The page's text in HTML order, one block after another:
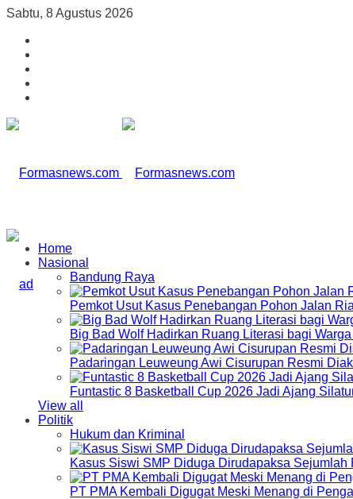
Sabtu, 8 Agustus 2026
Home
Nasional
Bandung Raya
Pemkot Usut Kasus Penebangan Pohon Jalan
Big Bad Wolf Hadirkan Ruang Literasi bagi
Padaringan Leuweung Awi Cisurupan Resmi
Funtastic 8 Basketball Cup 2026 Jadi Ajang
View all
Politik
Hukum dan Kriminal
Kasus Siswi SMP Diduga Dirudapaksa
PT PMA Kembali Digugat Meski Menang di